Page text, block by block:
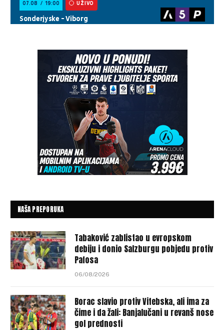
NAŠA PREPORUKA
Tabaković zablistao u evropskom
debiju i donio Salzburgu pobjedu protiv
Pafosa
06/08/2026
Borac slavio protiv Vitebska, ali ima za
čime i da žali: Banjalučani u revanš nose
gol prednosti